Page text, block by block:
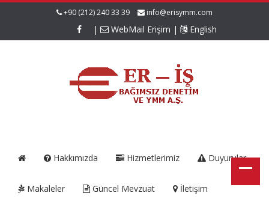
+90 (212) 240 33 39 info@erisymm.com
| WebMail Erişim | English
Hakkımızda Hizmetlerimiz Duyurular
Makaleler Güncel Mevzuat İletişim